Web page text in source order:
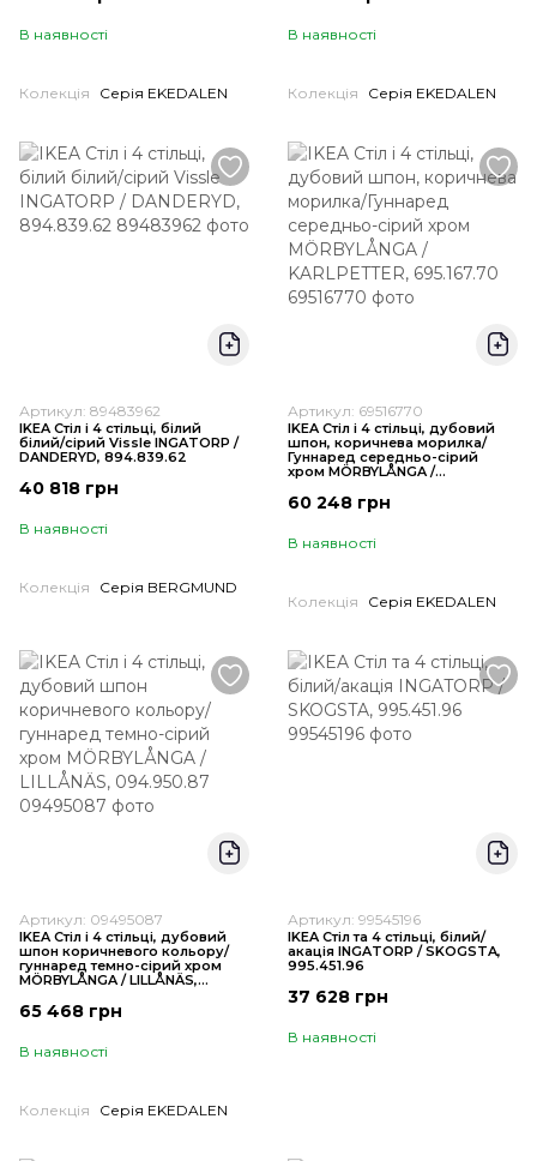
В наявності
Колекція Серія EKEDALEN
В наявності
Колекція Серія EKEDALEN
Артикул: 89483962
IKEA Стіл і 4 стільці, білий
білий/сірий Vissle INGATORP /
DANDERYD, 894.839.62
40 818 грн
В наявності
Колекція Серія BERGMUND
Артикул: 69516770
IKEA Стіл і 4 стільці, дубовий
шпон, коричнева морилка/
Гуннаред середньо-сірий
хром MÖRBYLÅNGA /
60 248 грн
В наявності
Колекція Серія EKEDALEN
Артикул: 09495087
IKEA Стіл і 4 стільці, дубовий
шпон коричневого кольору/
гуннаред темно-сірий хром
MÖRBYLÅNGA / LILLÅNÄS,
65 468 грн
В наявності
Колекція Серія EKEDALEN
Артикул: 99545196
IKEA Стіл та 4 стільці, білий/
акація INGATORP / SKOGSTA,
995.451.96
37 628 грн
В наявності